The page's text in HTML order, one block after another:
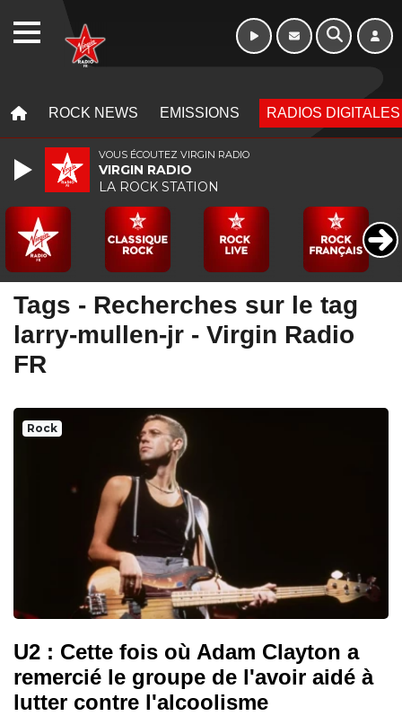
ROCK NEWS EMISSIONS RADIOS DIGITALES
Tags - Recherches sur le tag
larry-mullen-jr - Virgin Radio
FR
Rock
U2 : Cette fois où Adam Clayton a
remercié le groupe de l'avoir aidé à
lutter contre l'alcoolisme
VOUS ÉCOUTEZ VIRGIN RADIO
VIRGIN RADIO
LA ROCK STATION
WEBRADIO Morning - 6h à 10h